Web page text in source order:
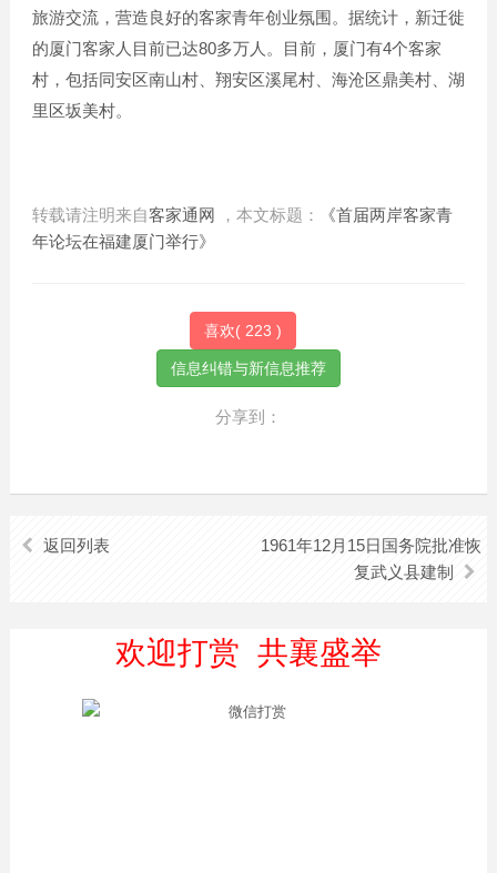
旅游交流，营造良好的客家青年创业氛围。据统计，新迁徙
的厦门客家人目前已达80多万人。目前，厦门有4个客家
村，包括同安区南山村、翔安区溪尾村、海沧区鼎美村、湖
里区坂美村。
转载请注明来自客家通网 ，本文标题：
《首届两岸客家青
年论坛在福建厦门举行》
喜欢( 223 )
分享到：
返回列表
1961年12月15日国务院批准恢
复武义县建制
欢迎打赏 共襄盛举